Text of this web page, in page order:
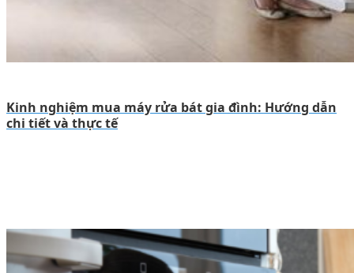
Kinh nghiệm mua máy rửa bát gia đình: Hướng dẫn
chi tiết và thực tế